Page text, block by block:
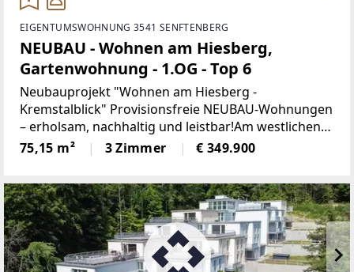
EIGENTUMSWOHNUNG 3541 SENFTENBERG
NEUBAU - Wohnen am Hiesberg,
Gartenwohnung - 1.OG - Top 6
Neubauprojekt "Wohnen am Hiesberg -
Kremstalblick" Provisionsfreie NEUBAU-Wohnungen
– erholsam, nachhaltig und leistbar!Am westlichen
Ortsende der idyllischen Marktgemeinde
Senftenberg - umrandet von grünen Hügeln und
75,15 m² 3 Zimmer € 349.900